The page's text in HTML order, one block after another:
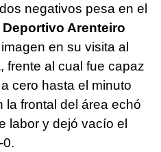
negativos pesa en el
Arenteiro
en su visita al
, frente al cual fue capaz
cero hasta el minuto
la frontal del área echó
labor y dejó vacío el
0.